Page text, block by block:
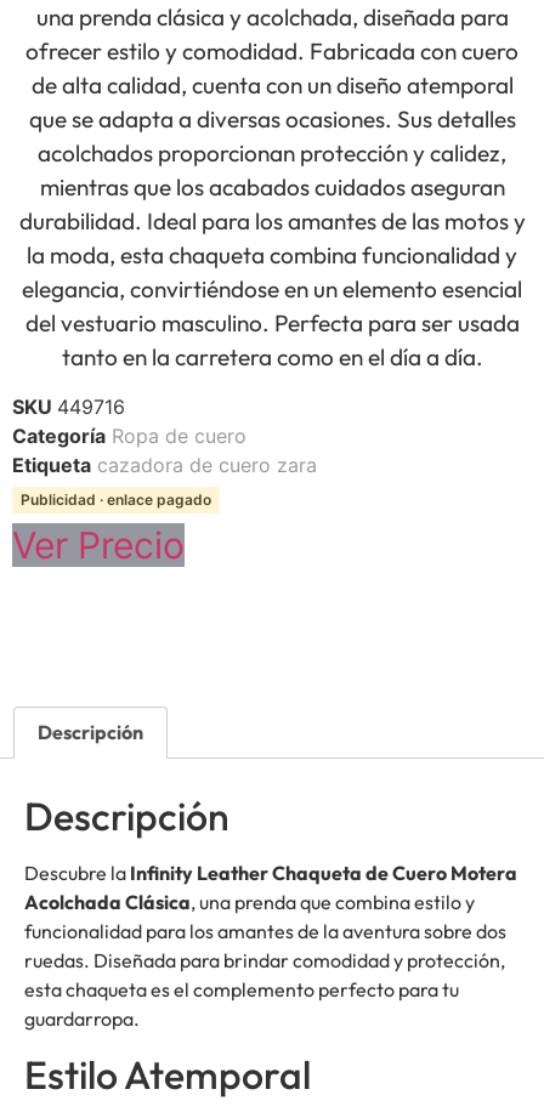
una prenda clásica y acolchada, diseñada para
ofrecer estilo y comodidad. Fabricada con cuero
de alta calidad, cuenta con un diseño atemporal
que se adapta a diversas ocasiones. Sus detalles
acolchados proporcionan protección y calidez,
mientras que los acabados cuidados aseguran
durabilidad. Ideal para los amantes de las motos y
la moda, esta chaqueta combina funcionalidad y
elegancia, convirtiéndose en un elemento esencial
del vestuario masculino. Perfecta para ser usada
tanto en la carretera como en el día a día.
SKU 449716
Categoría Ropa de cuero
Etiqueta cazadora de cuero zara
Publicidad · enlace pagado
Ver Precio
Descripción
Descripción
Descubre la Infinity Leather Chaqueta de Cuero Motera
Acolchada Clásica, una prenda que combina estilo y
funcionalidad para los amantes de la aventura sobre dos
ruedas. Diseñada para brindar comodidad y protección,
esta chaqueta es el complemento perfecto para tu
guardarropa.
Estilo Atemporal